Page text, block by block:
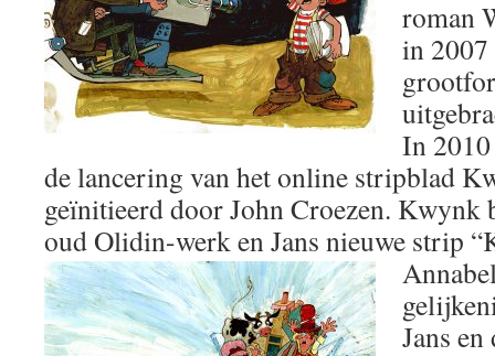
roman
in 2007
In
de lancering van het online stripblad
geïnitieerd door John Croezen. Kwynk
oud Olidin-werk en Jans nieuwe strip
Jans